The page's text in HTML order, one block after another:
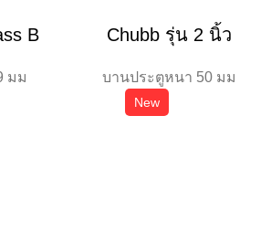
B
มม
Chubb รุ่น 2 นิ้ว
บานประตูหนา 50 มม
New